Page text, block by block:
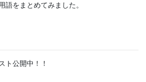
語をまとめてみました。
ト公開中！！